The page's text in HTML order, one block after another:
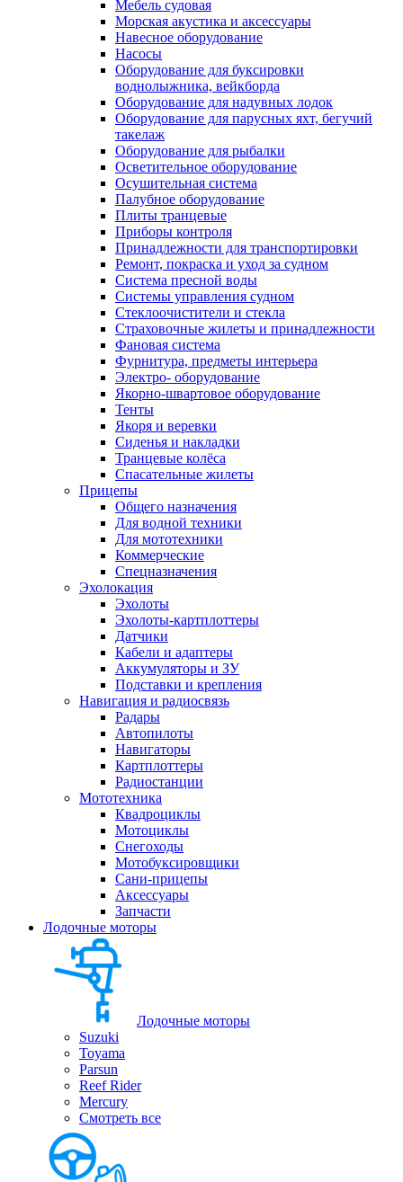
Мебель судовая
Морская акустика и аксессуары
Навесное оборудование
Насосы
Оборудование для буксировки
воднолыжника, вейкборда
Оборудование для надувных лодок
Оборудование для парусных яхт, бегучий
такелаж
Оборудование для рыбалки
Осветительное оборудование
Осушительная система
Палубное оборудование
Плиты транцевые
Приборы контроля
Принадлежности для транспортировки
Ремонт, покраска и уход за судном
Система пресной воды
Системы управления судном
Стеклоочистители и стекла
Страховочные жилеты и принадлежности
Фановая система
Фурнитура, предметы интерьера
Электро- оборудование
Якорно-швартовое оборудование
Тенты
Якоря и веревки
Сиденья и накладки
Транцевые колёса
Спасательные жилеты
Прицепы
Общего назначения
Для водной техники
Для мототехники
Коммерческие
Спецназначения
Эхолокация
Эхолоты
Эхолоты-картплоттеры
Датчики
Кабели и адаптеры
Аккумуляторы и ЗУ
Подставки и крепления
Навигация и радиосвязь
Радары
Автопилоты
Навигаторы
Картплоттеры
Радиостанции
Мототехника
Квадроциклы
Мотоциклы
Снегоходы
Мотобуксировщики
Сани-прицепы
Аксессуары
Запчасти
Лодочные моторы
Лодочные моторы
Suzuki
Toyama
Parsun
Reef Rider
Mercury
Смотреть все